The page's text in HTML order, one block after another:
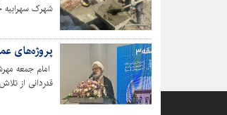
شهرک سهرابیه
پروژه‌های
قدردانی از